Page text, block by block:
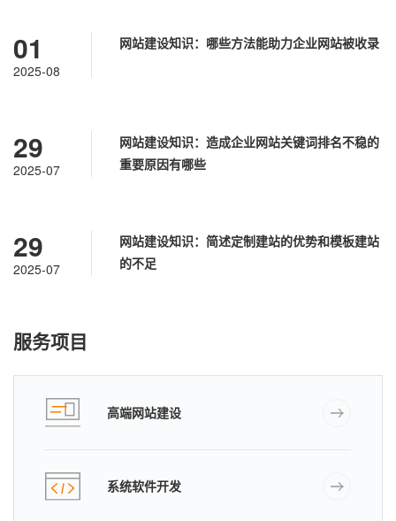
01
2025-08
网站建设知识：哪些方法能助力企业网站被收录
29
2025-07
网站建设知识：造成企业网站关键词排名不稳的
重要原因有哪些
29
2025-07
网站建设知识：简述定制建站的优势和模板建站
的不足
服务项目
高端网站建设
系统软件开发